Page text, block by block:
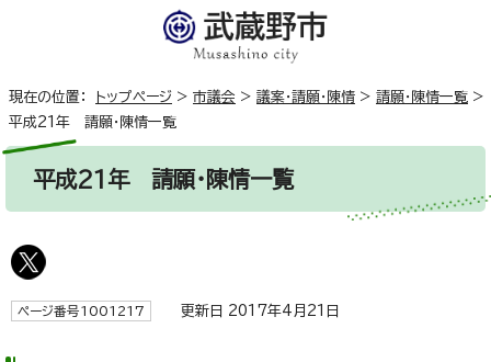
現在の位置： トップページ > 市議会 > 議案・請願・陳情 > 請願・陳情一覧 >
平成21年 請願・陳情一覧
平成21年 請願・陳情一覧
ページ番号1001217 更新日 2017年4月21日